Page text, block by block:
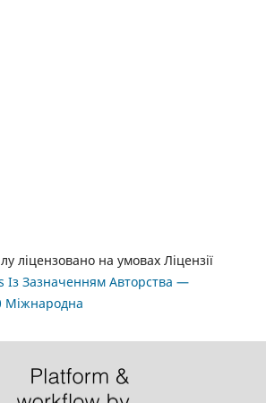
ліцензовано на умовах Ліцензії
Із Зазначенням Авторства —
Міжнародна